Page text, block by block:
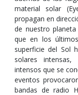
material solar
propagan en
de nuestro
que en los
superficie del Sol
solares
intensos que se
eventos
bandas de radio